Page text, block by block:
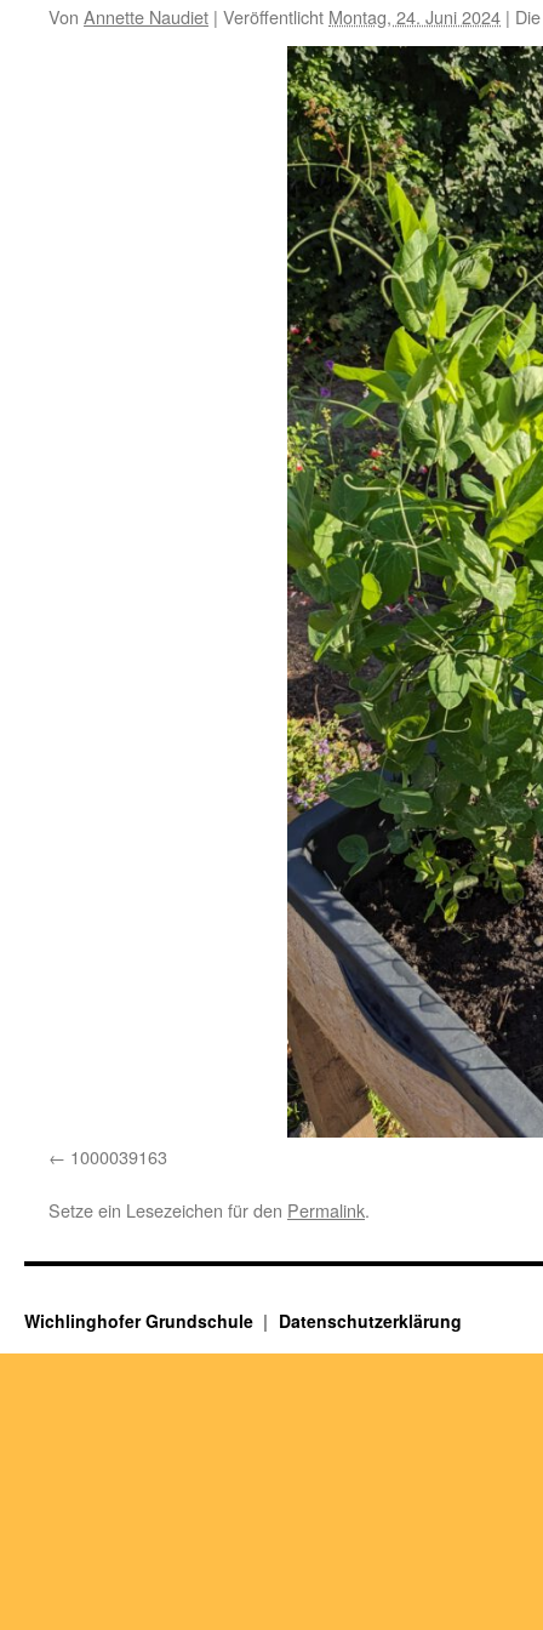
Von Annette Naudiet | Veröffentlicht Montag, 24. Juni 2024 |
1000039163
Setze ein Lesezeichen für den Permalink.
Wichlinghofer Grundschule Datenschutzerklärung